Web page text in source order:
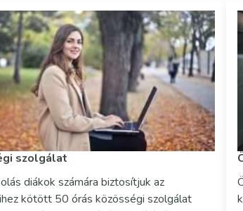
szolgálat
diákok számára biztosítjuk az
kötött 50 órás közösségi szolgálat